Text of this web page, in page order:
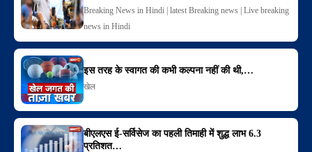
Breaking News in Hindi | latest Breaking news | Live breaking
news in Hindi
इस तरह के स्वागत की कभी कल्पना नहीं की थी,…
खेल
बीएलएस ई-सर्विसेज का पहली तिमाही में शुद्ध लाभ 6.3
प्रतिशत…